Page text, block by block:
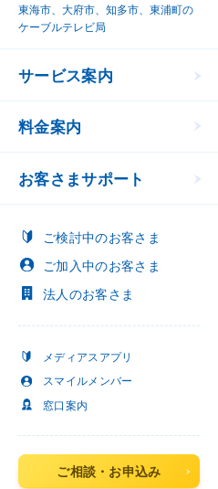
東海市、大府市、知多市、東浦町の
ケーブルテレビ局
サービス案内
料金案内
お客さまサポート
ご検討中のお客さま
ご加入中のお客さま
法人 のお客さま
メディアスアプリ
スマイルメンバー
窓口案内
ご相談・お申込み